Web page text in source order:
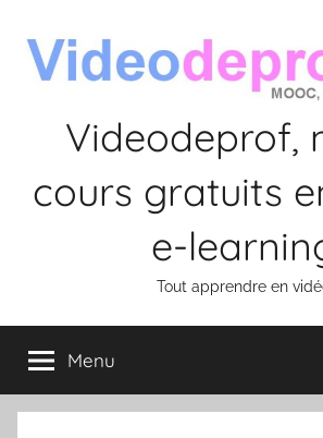
contenu
Videodeprof,
cours gratuits
e-
Tout apprendre en
Menu